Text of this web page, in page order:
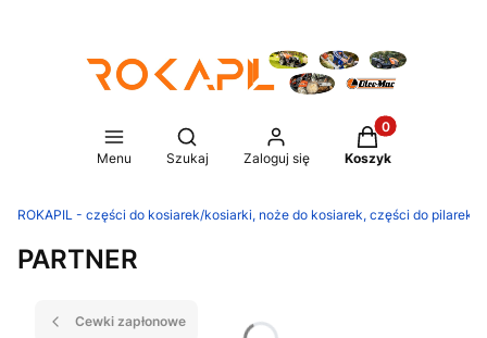
Menu
Otwórz wyszukiwarkę
Szukaj Zaloguj się
Produkty w
Koszyk
ROKAPIL - części do kosiarek/kosiarki, noże do kosiarek, części do pilarek/
PARTNER
Cewki zapłonowe